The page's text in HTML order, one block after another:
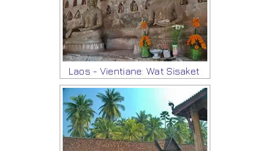
Laos - Vientiane: Wat Sisaket